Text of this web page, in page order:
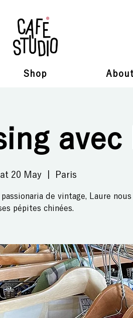
Shop About
avec
20 May Paris
de vintage, Laure nous
pépites chinées.